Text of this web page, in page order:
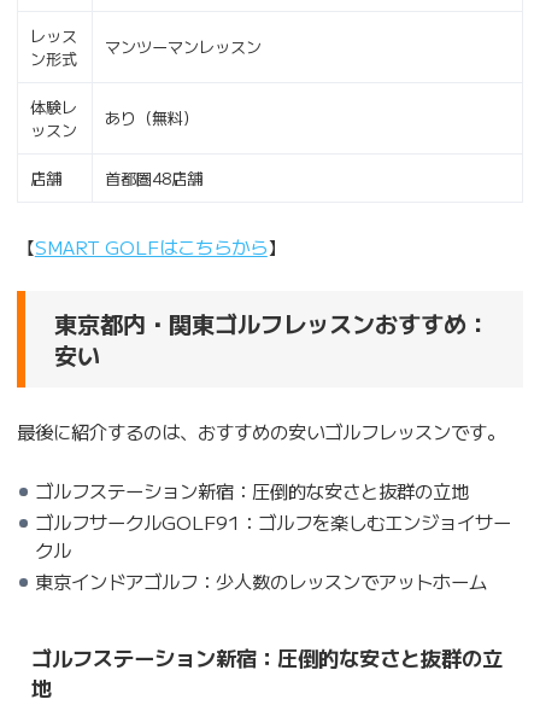
レッス
ン形式
マンツーマンレッスン
体験レ
ッスン
あり（無料）
店舗 首都圏48店舗
【SMART GOLFはこちらから】
東京都内・関東ゴルフレッスンおすすめ：
安い
最後に紹介するのは、おすすめの安いゴルフレッスンです。
ゴルフステーション新宿：圧倒的な安さと抜群の立地
ゴルフサークルGOLF91：ゴルフを楽しむエンジョイサー
クル
東京インドアゴルフ：少人数のレッスンでアットホーム
ゴルフステーション新宿：圧倒的な安さと抜群の立
地